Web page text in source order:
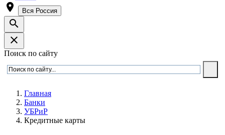
room Вся Россия
search
close
Поиск по сайту
Главная
Банки
УБРиР
Кредитные карты